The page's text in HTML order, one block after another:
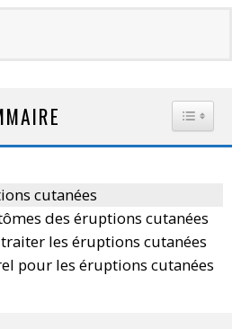
cutanées
des éruptions cutanées
les éruptions cutanées
pour les éruptions cutanées